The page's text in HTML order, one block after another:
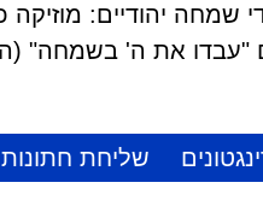
שמחה יהודיים:
את ה' בשמחה"
שליחת חתונות